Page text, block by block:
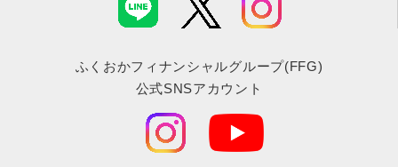
ふくおかフィナンシャルグループ(FFG)
公式SNSアカウント